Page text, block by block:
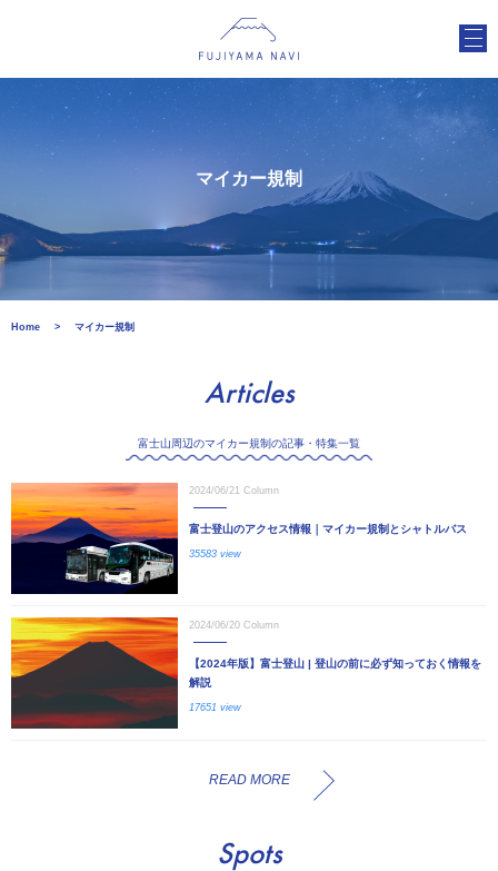
マイカー規制
Home マイカー規制
Articles
富士山周辺のマイカー規制の記事・特集一覧
2024/06/21 Column
富士登山のアクセス情報｜マイカー規制とシャトルバス
35583 view
2024/06/20 Column
【2024年版】富士登山 | 登山の前に必ず知っておく情報を
解説
17651 view
READ MORE
Spots